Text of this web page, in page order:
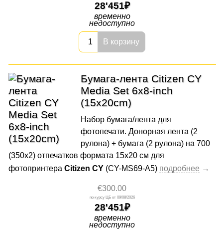
28'451
временно
недоступно
В корзину
Бумага-лента Citizen CY
Media Set 6x8-inch
(15x20cm)
Набор бумага/лента для
фотопечати. Донорная лента (2
рулона) + бумага (2 рулона) на 700
(350х2) отпечатков формата 15x20 cм для
фотопринтера Citizen CY(CY-MS69-A5)
€300.00
09/08/2026
28'451
временно
недоступно